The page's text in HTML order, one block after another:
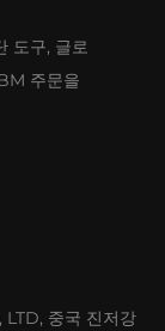
도구, 글로
주문을
중국 진저강